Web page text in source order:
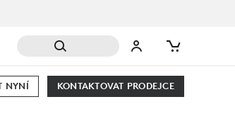
KONTAKTOVAT PRODEJCE
NYNÍ